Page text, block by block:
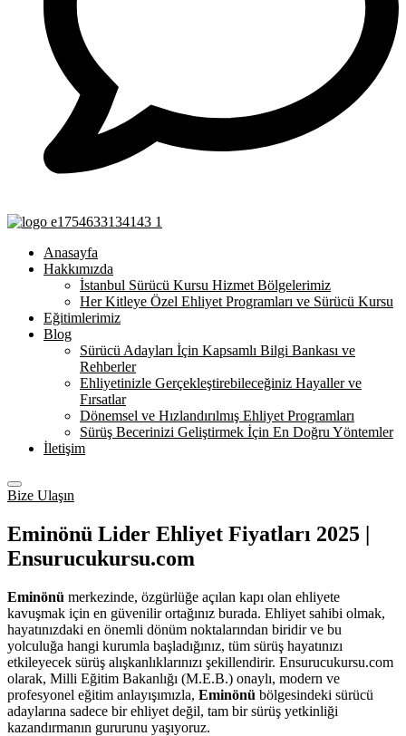
Anasayfa
Hakkımızda
İstanbul Sürücü Kursu Hizmet Bölgelerimiz
Her Kitleye Özel Ehliyet Programları ve Sürücü Kursu
Eğitimlerimiz
Blog
Sürücü Adayları İçin Kapsamlı Bilgi Bankası ve
Rehberler
Ehliyetinizle Gerçekleştirebileceğiniz Hayaller ve
Fırsatlar
Dönemsel ve Hızlandırılmış Ehliyet Programları
Sürüş Becerinizi Geliştirmek İçin En Doğru Yöntemler
İletişim
Bize Ulaşın
Eminönü Lider Ehliyet Fiyatları 2025 |
Ensurucukursu.com
Eminönü merkezinde, özgürlüğe açılan kapı olan ehliyete
kavuşmak için en güvenilir ortağınız burada. Ehliyet sahibi olmak,
hayatınızdaki en önemli dönüm noktalarından biridir ve bu
yolculuğa hangi kurumla başladığınız, tüm sürüş hayatınızı
etkileyecek sürüş alışkanlıklarınızı şekillendirir. Ensurucukursu.com
olarak, Milli Eğitim Bakanlığı (M.E.B.) onaylı, modern ve
profesyonel eğitim anlayışımızla, Eminönü bölgesindeki sürücü
adaylarına sadece bir ehliyet değil, tam bir sürüş yetkinliği
kazandırmanın gururunu yaşıyoruz.